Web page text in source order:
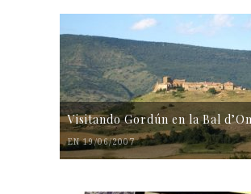
Visitando Gordún en la Bal
EN 19/06/2007